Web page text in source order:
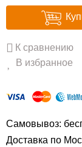
К сравнению
В избранное
Самовывоз:
Доставка по